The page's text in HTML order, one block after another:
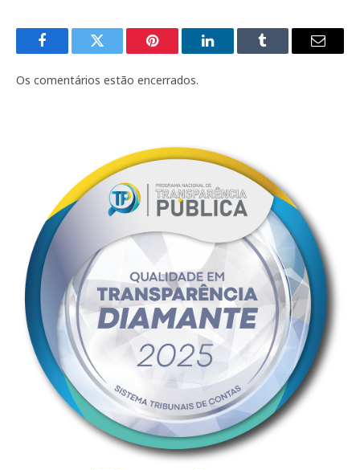
FacebookTwitter Pinterest LinkedInTumblr
E-
Os comentários estão encerrados.